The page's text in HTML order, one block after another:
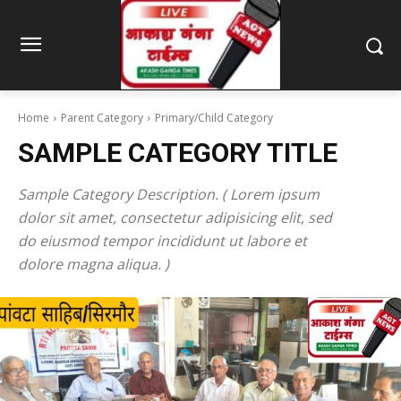
Home Parent Category Primary/Child Category
SAMPLE CATEGORY TITLE
Sample Category Description. ( Lorem ipsum
dolor sit amet, consectetur adipisicing elit, sed
do eiusmod tempor incididunt ut labore et
dolore magna aliqua. )